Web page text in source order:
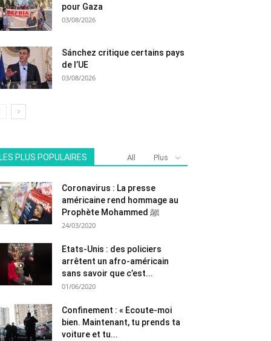
pour Gaza
03/08/2026
Sánchez critique certains pays
de l’UE
03/08/2026
LES PLUS POPULAIRES All Plus
Coronavirus : La presse
américaine rend hommage au
Prophète Mohammed ﷺ
24/03/2020
Etats-Unis : des policiers
arrêtent un afro-américain
sans savoir que c’est...
01/06/2020
Confinement : « Ecoute-moi
bien. Maintenant, tu prends ta
voiture et tu...